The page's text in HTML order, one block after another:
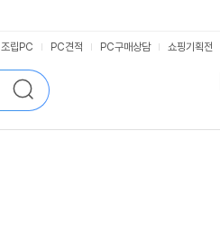
검
색
조립PC PC견적 PC구매상담 쇼핑기획전